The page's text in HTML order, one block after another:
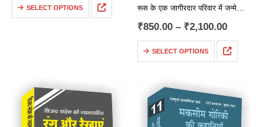
SELECT OPTIONS
रूस के एक जागीरदार परिवार में जन्मे
विश्व-प्रसिद्ध रूसी लेखक लेफ़ तलस्तोय के
गया था।…
₹850.00 – ₹2,100.00
SELECT OPTIONS